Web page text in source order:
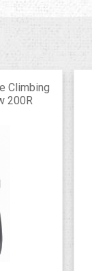
Climbing
200R